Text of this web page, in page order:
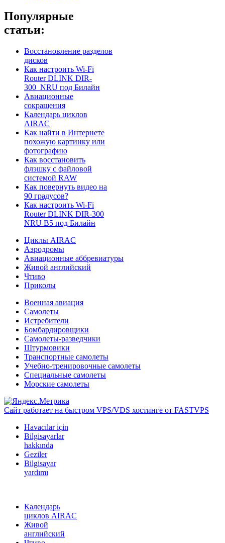
Популярные
статьи:
Восстановление разделов
дисков
Как настроить Wi-Fi
Router DLINK DIR-
300_NRU под Билайн
Авиационные
сокращения
Календарь циклов
AIRAC
Как найти в Интернете
похожую картинку или
фотографию
Как восстановить
флэшку с файловой
системой RAW
Как повернуть видео на
90 градусов?
Как настроить Wi-Fi
Router DLINK DIR-300
NRU B5 под Билайн
Циклы AIRAC
Аэродромы
Авиационные аббревиатуры
Живой английский
Чтиво
Приколы
Военная авиация
Самолеты
Истребители
Бомбардировщики
Самолеты-разведчики
Штурмовики
Транспортные самолеты
Учебно-тренировочные самолеты
Специальные самолеты
Морские самолеты
Сайт работает на быстром VPS/VDS хостинге от FASTVPS
Havacılar için
Bilgisayarlar
hakkında
Geziler
Bilgisayar
yardımı
Календарь
циклов AIRAC
Живой
английский